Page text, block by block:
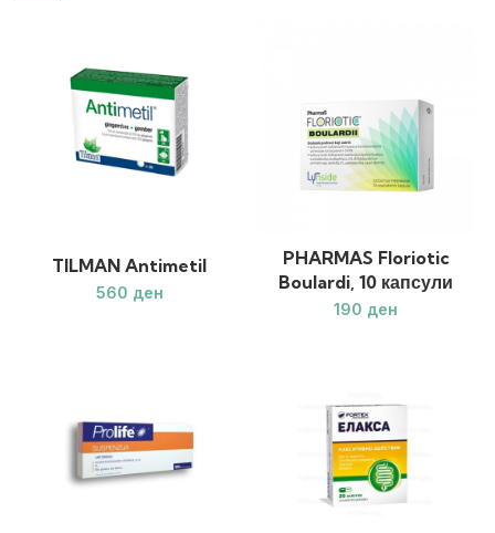
TILMAN Antimetil
ден
PHARMAS Floriotic
Boulardi, 10 капсули
ден